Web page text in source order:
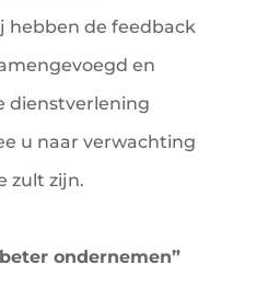
hebben de feedback
en
dienstverlening
u naar verwachting
zult zijn.
ondernemen”